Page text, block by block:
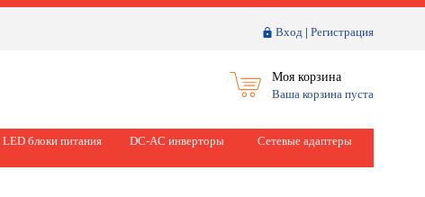
Вход | Регистрация
Моя корзина
Ваша корзина пуста
LED блоки питания DC-AC инверторы Сетевые адаптеры